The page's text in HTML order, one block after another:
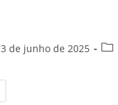
3 de junho de 2025